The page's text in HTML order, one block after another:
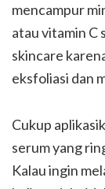
mencampur
atau vitamin C
skincare
eksfoliasi dan
Cukup
serum yang
Kalau ingin